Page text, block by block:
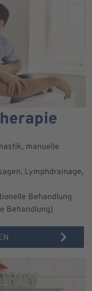
manuelle
Lymphdrainage,
Behandlung
Behandlung)